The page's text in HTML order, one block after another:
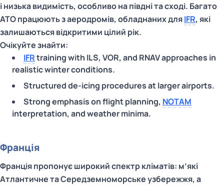
і низька видимість, особливо на півдні та сході. Багато
ATO працюють з аеродромів, обладнаних дляIFR, які
залишаються відкритими цілий рік.
Очікуйте знайти:
IFRtraining with ILS, VOR, and RNAV approaches in
realistic winter conditions.
Structured de-icing procedures at larger airports.
Strong emphasis on flight planning, NOTAM
interpretation, and weather minima.
Франція
Франція пропонує широкий спектр кліматів: м’які
Атлантичне та Середземноморське узбережжя, а